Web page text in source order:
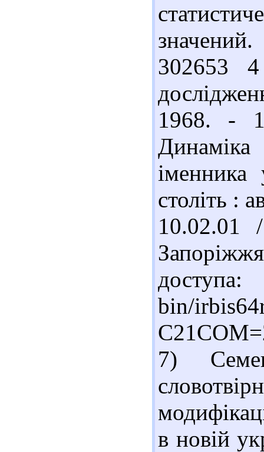
302653
1968. -
століть :
bin/
7)
в новій